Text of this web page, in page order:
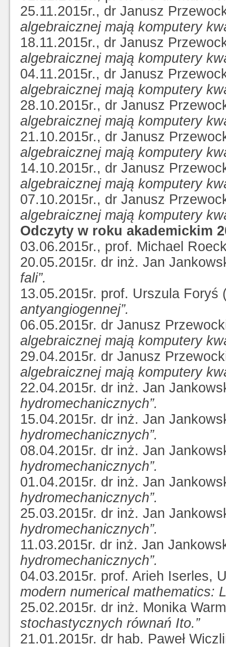
25.11.2015r., dr Janusz
algebraicznej mają komputery
18.11.2015r., dr Janusz
algebraicznej mają komputery
04.11.2015r., dr Janusz
algebraicznej mają komputery
28.10.2015r., dr Janusz
algebraicznej mają komputery
21.10.2015r., dr Janusz
algebraicznej mają komputery
14.10.2015r., dr Janusz
algebraicznej mają komputery
07.10.2015r., dr Janusz
algebraicznej mają komputery
Odczyty w roku akademickim
03.06.2015r., prof. Michael
20.05.2015r. dr inż. Jan
fali”.
13.05.2015r. prof. Urszula Foryś
antyangiogennej”.
06.05.2015r. dr Janusz
algebraicznej mają komputery
29.04.2015r. dr Janusz
algebraicznej mają komputery
22.04.2015r. dr inż. Jan
hydromechanicznych”.
15.04.2015r. dr inż. Jan
hydromechanicznych”.
08.04.2015r. dr inż. Jan
hydromechanicznych”.
01.04.2015r. dr inż. Jan
hydromechanicznych”.
25.03.2015r. dr inż. Jan
hydromechanicznych”.
11.03.2015r. dr inż. Jan
hydromechanicznych”.
04.03.2015r. prof. Arieh Iserles,
modern numerical mathematics:
25.02.2015r. dr inż. Monika
stochastycznych równań Ito.”
21.01.2015r. dr hab. Paweł